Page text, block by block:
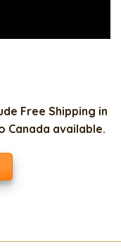
Free Shipping in
Canada available.